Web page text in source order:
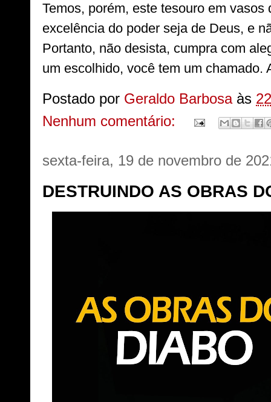
Temos, porém, este tesouro em vasos
excelência do poder seja de Deus, e
Portanto, não desista, cumpra com
um escolhido, você tem um
Postado por Geraldo Barbosa às
Nenhum comentário:
sexta-feira, 19 de novembro de
DESTRUINDO AS OBRAS